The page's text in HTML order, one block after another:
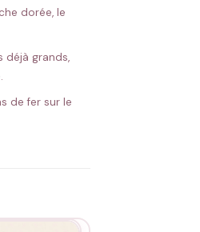
dorée, le
déjà grands,
de fer sur le